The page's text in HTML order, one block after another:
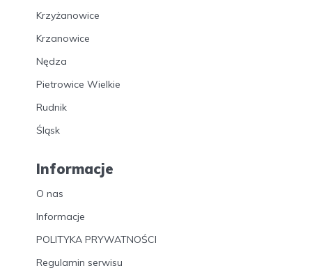
Krzyżanowice
Krzanowice
Nędza
Pietrowice Wielkie
Rudnik
Śląsk
Informacje
O nas
Informacje
POLITYKA PRYWATNOŚCI
Regulamin serwisu